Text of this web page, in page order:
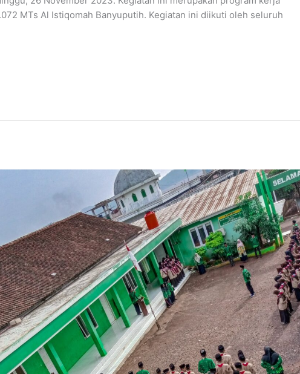
MTs Al Istiqomah Banyuputih. Kegiatan ini diikuti oleh seluruh